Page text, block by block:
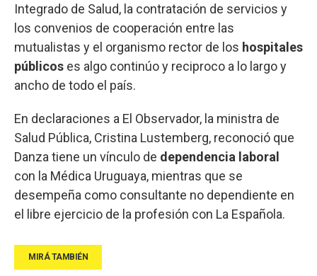
Integrado de Salud, la contratación de servicios y
los convenios de cooperación entre las
mutualistas y el organismo rector de los hospitales
públicos es algo continúo y reciproco a lo largo y
ancho de todo el país.
En declaraciones a El Observador, la ministra de
Salud Pública, Cristina Lustemberg, reconoció que
Danza tiene un vínculo de dependencia laboral
con la Médica Uruguaya, mientras que se
desempeña como consultante no dependiente en
el libre ejercicio de la profesión con La Española.